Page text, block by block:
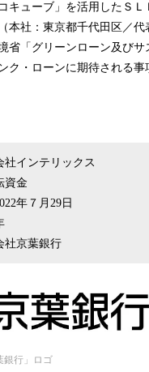
キューブ」を活用したＳ
本社：東京都千代田区／
省「グリーンローン及び
ク・ローンに期待される
社インテリックス
資金
年７月29日
社京葉銀行
銀行」ロゴ